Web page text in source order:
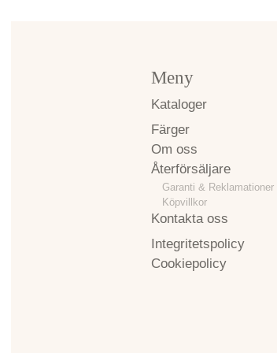
Meny
Kataloger
Färger
Om oss
Återförsäljare
Garanti & Reklamationer
Köpvillkor
Kontakta oss
Integritetspolicy
Cookiepolicy